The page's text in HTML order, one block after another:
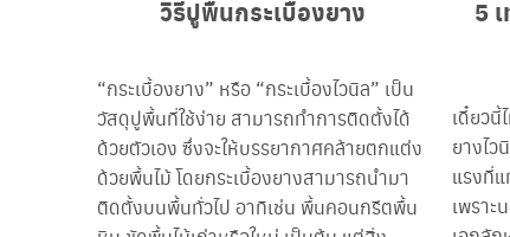
วิธีปูพื้นกระเบื้องยาง
“กระเบื้องยาง” หรือ “กระเบื้องไวนิล” เป็น
วัสดุปูพื้นที่ใช้ง่าย สามารถทำการติดตั้งได้
ด้วยตัวเอง ซึ่งจะให้บรรยากาศคล้ายตกแต่ง
ด้วยพื้นไม้ โดยกระเบื้องยางสามารถนำมา
ติดตั้งบนพื้นทั่วไป อาทิเช่น พื้นคอนกรีตพื้น
5
เดี๋ยวนี้
ยางไว
แรงที่
เพราะ